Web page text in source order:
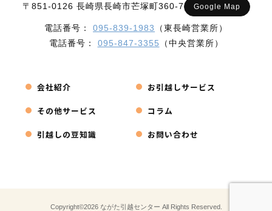
〒851-0126 長崎県長崎市芒塚町360-7 Google Map
電話番号： 095-839-1983
（東長崎営業所）
電話番号： 095-847-3355 （中央営業所）
会社紹介 お引越しサービス
その他サービス コラム
引越しの豆知識 お問い合わせ
Copyright©2026 ながた引越センター All Rights Reserved.